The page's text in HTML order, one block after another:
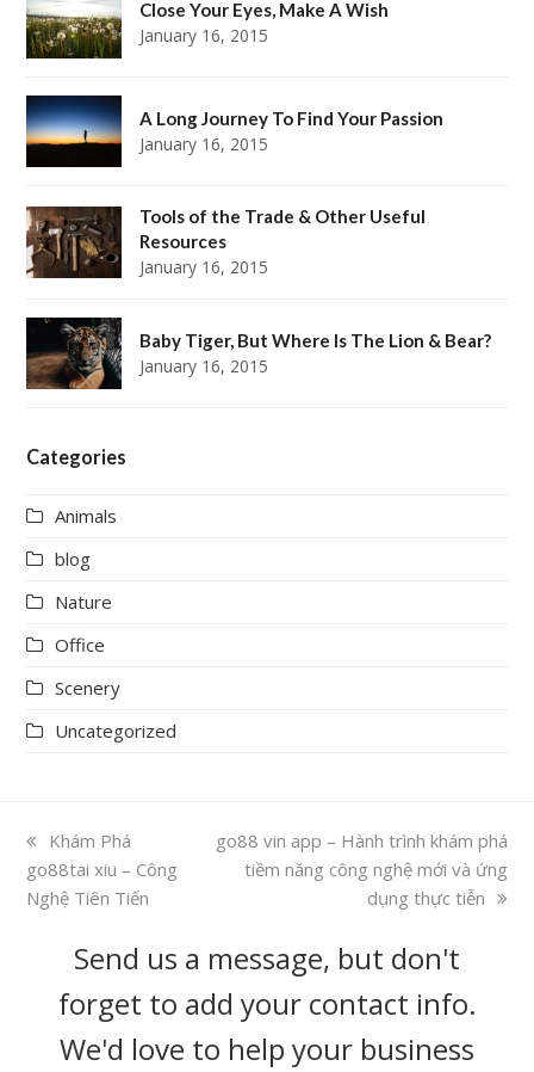
Close Your Eyes, Make A Wish
January 16, 2015
A Long Journey To Find Your Passion
January 16, 2015
Tools of the Trade & Other Useful
Resources
January 16, 2015
Baby Tiger, But Where Is The Lion & Bear?
January 16, 2015
Categories
Animals
blog
Nature
Office
Scenery
Uncategorized
previous
post:
Khám Phá
go88tai xiu – Công
Nghệ Tiên Tiến
next
post:
go88 vin app – Hành trình khám phá
tiềm năng công nghệ mới và ứng
dụng thực tiễn
Send us a message, but don't
forget to add your contact info.
We'd love to help your business